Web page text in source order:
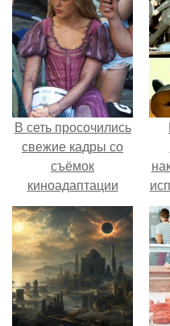
В сеть просочились
свежие кадры со
съёмок
киноадаптации
"Рапунцель", и всё
внимание
моментально
оказалось
приковано к Тиган
крофт.